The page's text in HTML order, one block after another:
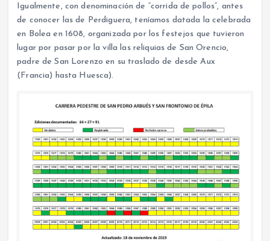
Igualmente, con denominación de “corrida de pollos”, antes
de conocer las de Perdiguera, teníamos datada la celebrada
en Bolea en 1608, organizada por los festejos que tuvieron
lugar por pasar por la villa las reliquias de San Orencio,
padre de San Lorenzo en su traslado de desde Aux
(Francia) hasta Huesca).